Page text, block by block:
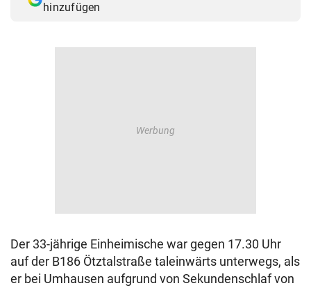
hinzufügen
Der 33-jährige Einheimische war gegen 17.30 Uhr
auf der B186 Ötztalstraße taleinwärts unterwegs, als
er bei Umhausen aufgrund von Sekundenschlaf von